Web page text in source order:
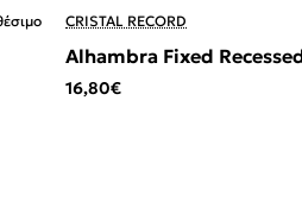
CRISTAL RECORD
Alhambra Fixed
16,80€